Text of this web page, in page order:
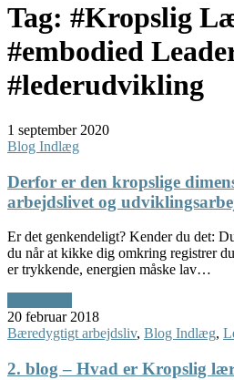
Tag: #Kropslig
#embodied
#lederudvikling
1 september 2020
Blog Indlæg
Derfor er den kropslige
arbejdslivet og
Er det genkendeligt? Kender du det:
du når at kikke dig omkring registrer
er trykkende, energien måske lav…
20 februar 2018
Bæredygtigt arbejdsliv, Blog Indlæg,
2. blog – Hvad er Kropslig